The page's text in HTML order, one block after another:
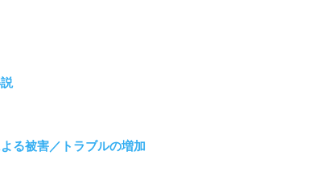
る被害／トラブルの増加